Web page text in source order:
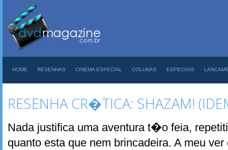
HOME RESENHAS CINEMA ESPECIAL COLUNAS ESPECIAIS
RESENHA CR�TICA: SHAZAM!
Nada justifica uma aventura t�o feia,
quanto esta que nem brincadeira. A meu